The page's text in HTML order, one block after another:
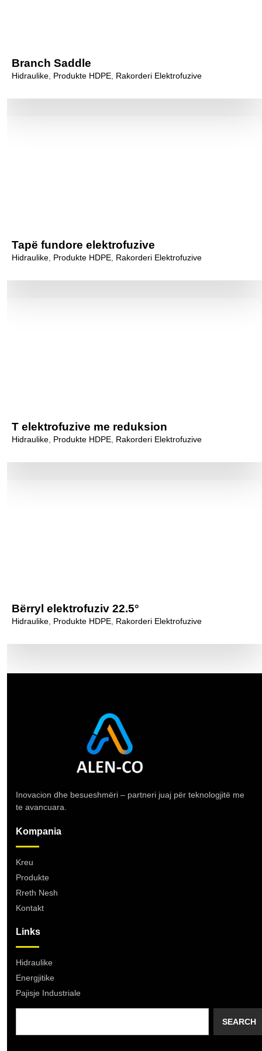
Branch Saddle
Hidraulike Produkte HDPE Rakorderi Elektrofuzive
Tapë fundore elektrofuzive
Hidraulike Produkte HDPE Rakorderi Elektrofuzive
T elektrofuzive me reduksion
Hidraulike Produkte HDPE Rakorderi Elektrofuzive
Bërryl elektrofuziv 22.5°
Hidraulike Produkte HDPE Rakorderi Elektrofuzive
Inovacion dhe besueshmëri – partneri juaj për teknologjitë me
te avancuara.
Kompania
Kreu
Produkte
Rreth Nesh
Kontakt
Links
Hidraulike
Energjitike
Pajisje Industriale
SEARCH